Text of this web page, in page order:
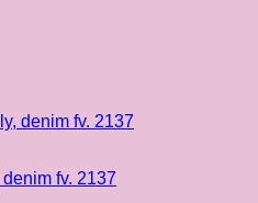
fv. 2137